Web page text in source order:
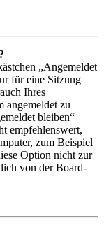
„Angemeldet
für eine Sitzung
Ihres
angemeldet zu
bleiben“
empfehlenswert,
zum Beispiel
Option nicht zur
von der Board-